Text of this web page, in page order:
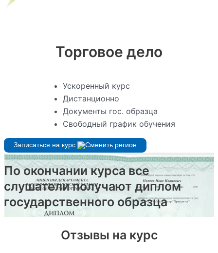
Торговое дело
Ускоренный курс
Дистанционно
Документы гос. образца
Свободный график обучения
Записаться на курс
По окончании курса все
слушатели получают диплом
государственного образца
Отзывы на курс